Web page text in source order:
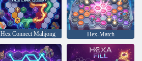
Hex Connect Mahjong Hex-Match